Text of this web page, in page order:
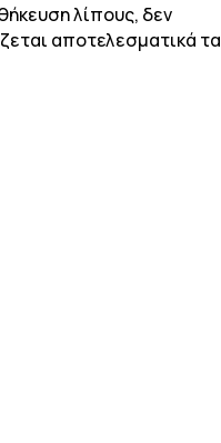
λίπους, δεν
αποτελεσματικά τα